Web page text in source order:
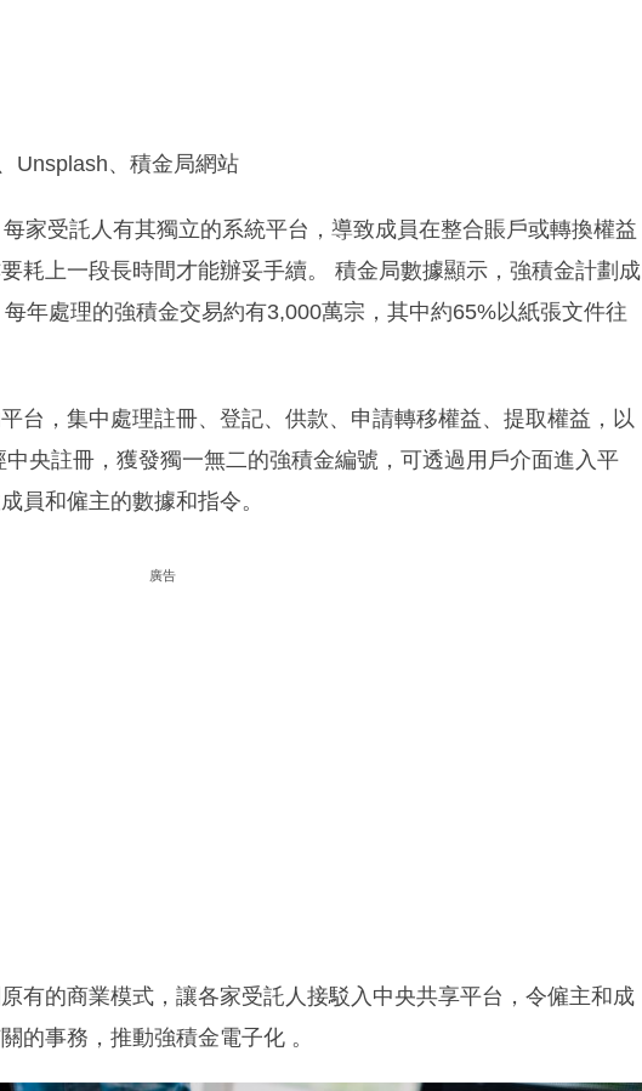
Unsplash、積金局網站
家受託人有其獨立的系統平台，導致成員在整合賬戶或轉換權益
耗上一段長時間才能辦妥手續。 積金局數據顯示，強積金計劃成
年處理的強積金交易約有3,000萬宗，其中約65%以紙張文件往
台，集中處理註冊、登記、供款、申請轉移權益、提取權益，以
央註冊，獲發獨一無二的強積金編號，可透過用戶介面進入平
員和僱主的數據和指令。
廣告
有的商業模式，讓各家受託人接駁入中央共享平台，令僱主和成
的事務，推動強積金電子化 。